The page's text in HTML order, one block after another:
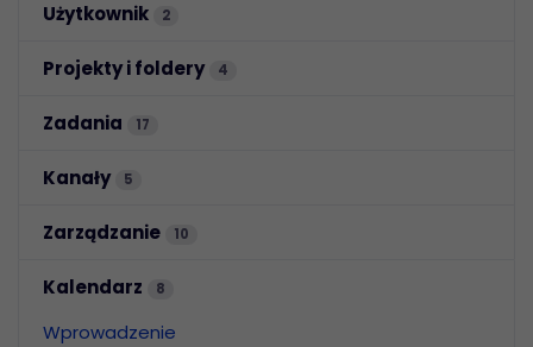
Użytkownik 2
Projekty i foldery 4
Zadania 17
Kanały 5
Zarządzanie 10
Kalendarz 8
Wprowadzenie